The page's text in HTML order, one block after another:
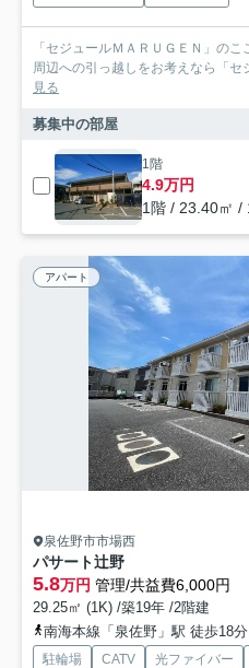
「セジュールＭＡＲＵＧＥＮ」の
周辺への引っ越しをお考えなら「セ
見る
募集中の部屋
1階
4.9万円
1階 / 23.40㎡ /
アパート
泉佐野市市場西
パサート辻野
5.8万円 管理/共益費6,000円
29.25㎡ (1K) /築19年 /2階建
南海本線「泉佐野」駅 徒歩18分
駐輪場 CATV 光ファイバー